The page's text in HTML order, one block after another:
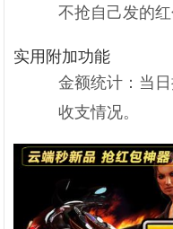
不抢自己发的红
实用附加功能
金额统计：当
收支情况。